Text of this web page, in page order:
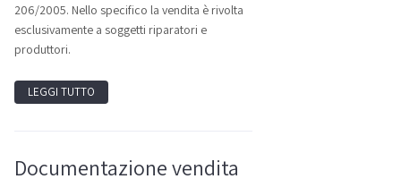
206/2005. Nello specifico la vendita è rivolta
esclusivamente a soggetti riparatori e
produttori.
LEGGI TUTTO
Documentazione vendita